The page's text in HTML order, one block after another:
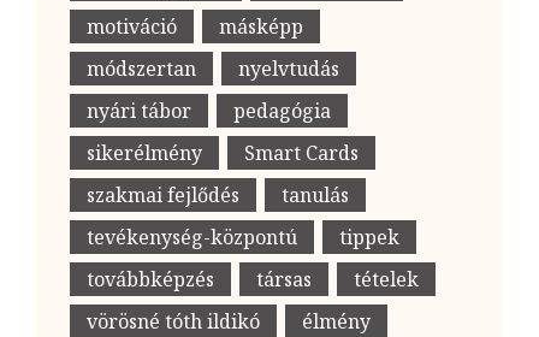
motiváció
másképp
módszertan
nyelvtudás
nyári tábor
pedagógia
sikerélmény
Smart Cards
szakmai fejlődés
tanulás
tevékenység-központú
tippek
továbbképzés
társas
tételek
vörösné tóth ildikó
élmény